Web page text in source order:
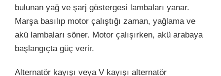
bulunan yağ ve şarj göstergesi lambaları yanar.
Marşa basılıp motor çalıştığı zaman, yağlama ve
akü lambaları söner. Motor çalışırken, akü arabaya
başlangıçta güç verir.
Alternatör kayışı veya V kayışı alternatör